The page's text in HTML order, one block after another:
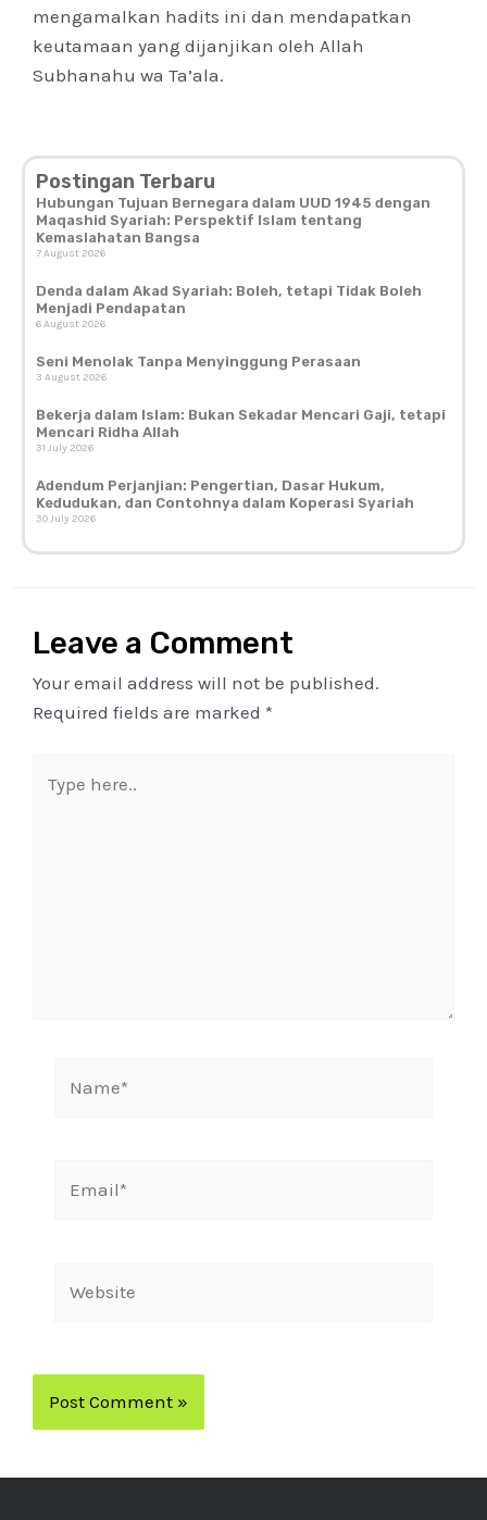
mengamalkan hadits ini dan mendapatkan
keutamaan yang dijanjikan oleh Allah
Subhanahu wa Ta’ala.
Postingan Terbaru
Hubungan Tujuan Bernegara dalam UUD 1945 dengan
Maqashid Syariah: Perspektif Islam tentang
Kemaslahatan Bangsa
7 August 2026
Denda dalam Akad Syariah: Boleh, tetapi Tidak Boleh
Menjadi Pendapatan
6 August 2026
Seni Menolak Tanpa Menyinggung Perasaan
3 August 2026
Bekerja dalam Islam: Bukan Sekadar Mencari Gaji, tetapi
Mencari Ridha Allah
31 July 2026
Adendum Perjanjian: Pengertian, Dasar Hukum,
Kedudukan, dan Contohnya dalam Koperasi Syariah
30 July 2026
Leave a Comment
Your email address will not be published.
Required fields are marked *